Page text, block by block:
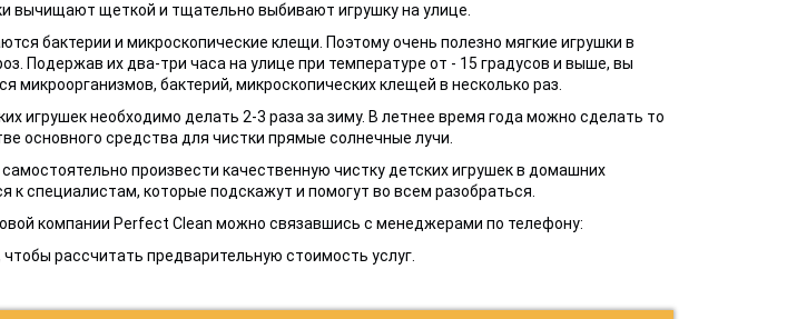
вычищают щеткой и тщательно выбивают игрушку на улице.
бактерии и микроскопические клещи. Поэтому очень полезно мягкие игрушки в
Подержав их два-три часа на улице при температуре от - 15 градусов и выше, вы
микроорганизмов, бактерий, микроскопических клещей в несколько раз.
игрушек необходимо делать 2-3 раза за зиму. В летнее время года можно сделать то
основного средства для чистки прямые солнечные лучи.
произвести качественную чистку детских игрушек в домашних
к специалистам, которые подскажут и помогут во всем разобраться.
компании Perfect Clean можно связавшись с менеджерами по телефону:
рассчитать предварительную стоимость услуг.